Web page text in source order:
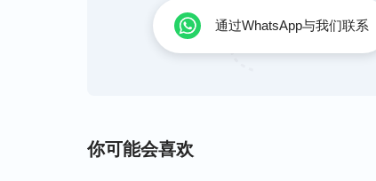
认为凭借自己的双手，就能改变自己的
波忙碌、身心疲惫。回想我们夫妻做客
亡时，我才感受到自己拼命挣来的这一
通过WhatsApp与我们联系
你可能会喜欢